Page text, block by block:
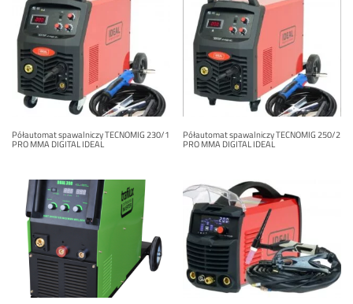
Półautomat spawalniczy TECNOMIG 230/1
PRO MMA DIGITAL IDEAL
Półautomat spawalniczy TECNOMIG 250/2
PRO MMA DIGITAL IDEAL